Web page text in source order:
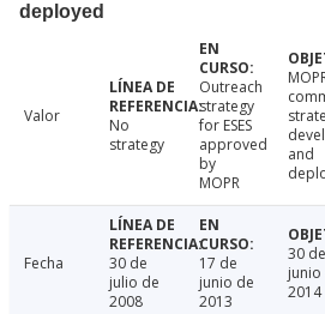
deployed
Valor
No
strategy
Outreach
strategy
for ESES
approved
by
MOPR
and
Fecha
30 de
julio de
2008
17 de
junio de
2013
30 de
junio
2014